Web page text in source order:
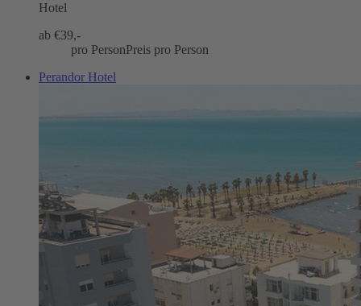
Hotel
ab €39,-
pro PersonPreis pro Person
Perandor Hotel